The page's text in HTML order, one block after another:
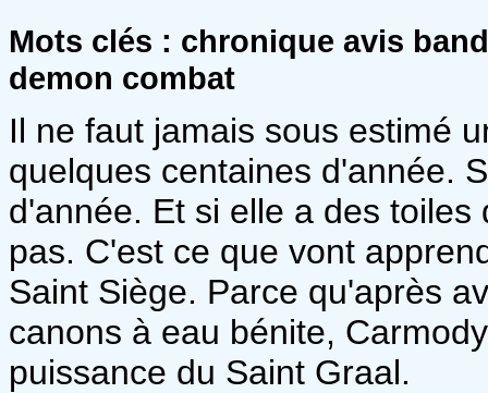
Mots clés : chronique avis
demon combat
Il ne faut jamais sous estimé
quelques centaines d'année.
d'année. Et si elle a des
pas. C'est ce que vont
Saint Siège. Parce qu'après
canons à eau bénite,
puissance du Saint Graal.